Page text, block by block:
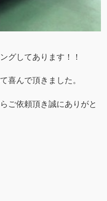
グしてあります！！
喜んで頂きました。
ご依頼頂き誠にありがと